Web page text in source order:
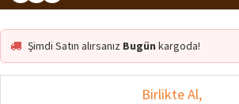
Şimdi Satın alırsanız Bugün kargoda!
Birlikte Al,